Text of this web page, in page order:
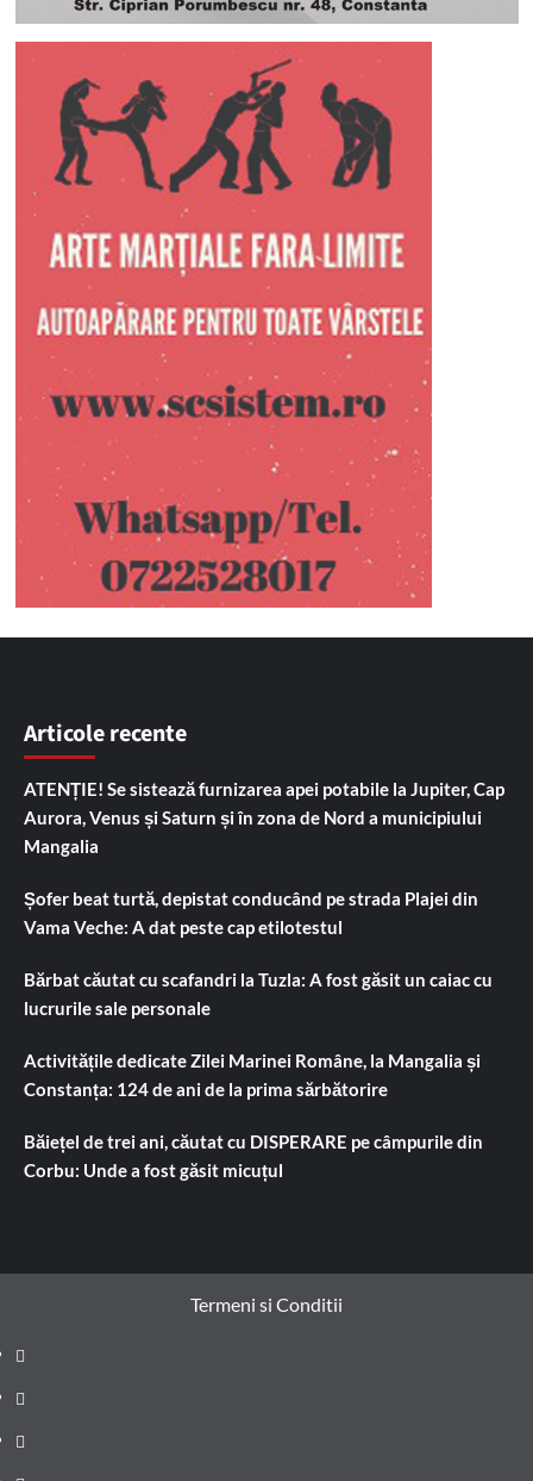
Articole recente
ATENȚIE! Se sistează furnizarea apei potabile la Jupiter, Cap
Aurora, Venus și Saturn și în zona de Nord a municipiului
Mangalia
Șofer beat turtă, depistat conducând pe strada Plajei din
Vama Veche: A dat peste cap etilotestul
Bărbat căutat cu scafandri la Tuzla: A fost găsit un caiac cu
lucrurile sale personale
Activitățile dedicate Zilei Marinei Române, la Mangalia și
Constanța: 124 de ani de la prima sărbătorire
Băiețel de trei ani, căutat cu DISPERARE pe câmpurile din
Corbu: Unde a fost găsit micuțul
Termeni si Conditii
Prima
pagină
Știri
de
ultima
Administrație